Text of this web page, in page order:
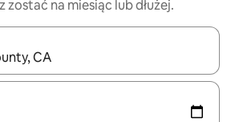
na miesiąc lub dłużej.
możesz poruszać się po nich za